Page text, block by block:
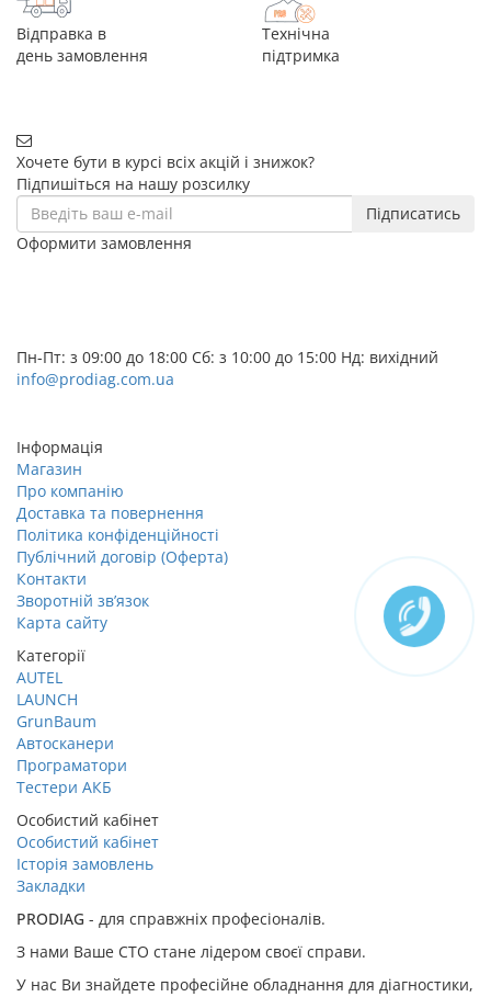
Відправка в
день замовлення
Технічна
підтримка
Хочете бути в курсі всіх акцій і знижок?
Підпишіться на нашу розсилку
Підписатись
Оформити замовлення
Пн-Пт: з 09:00 до 18:00 Сб: з 10:00 до 15:00 Нд: вихідний
info@prodiag.com.ua
Інформація
Магазин
Про компанію
Доставка та повернення
Політика конфіденційності
Публічний договір (Оферта)
Контакти
Зворотній зв’язок
Карта сайту
Категорії
AUTEL
LAUNCH
GrunBaum
Автосканери
Програматори
Тестери АКБ
Особистий кабінет
Особистий кабінет
Історія замовлень
Закладки
PRODIAG - для справжніх професіоналів.
З нами Ваше СТО стане лідером своєї справи.
У нас Ви знайдете професійне обладнання для діагностики,